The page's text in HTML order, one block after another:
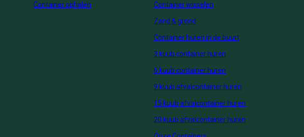
Container ophalen Container wisselen
Zand & grond
Container huren in de buurt
3 kuub container huren
6 kuub container huren
9 kuub afvalcontainer huren
15 kuub afvalcontainer huren
20 kuub afvalcontainer huren